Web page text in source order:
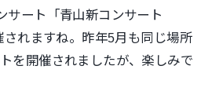
サート「青山新コンサート
れますね。昨年5月も同じ場所
を開催されましたが、楽しみで